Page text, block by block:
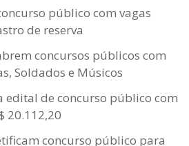
público com vagas
de reserva
concursos públicos com
Soldados e Músicos
edital de concurso público com
20.112,20
concurso público para